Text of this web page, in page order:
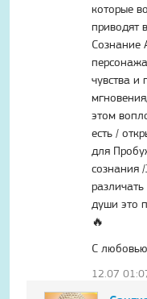
которые
приводят
Сознание
чувства и
этом
есть /
для
сознания
души это
🔥
С
12.07